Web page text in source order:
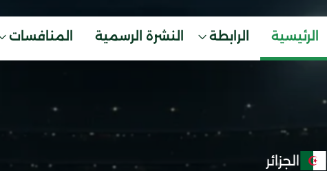
الرئيسية الرابطة النشرة الرسمية المنافسات
الجزائر